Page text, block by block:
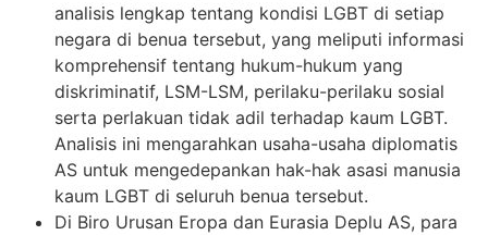
analisis lengkap tentang kondisi LGBT di setiap
negara di benua tersebut, yang meliputi informasi
komprehensif tentang hukum-hukum yang
diskriminatif, LSM-LSM, perilaku-perilaku sosial
serta perlakuan tidak adil terhadap kaum LGBT.
Analisis ini mengarahkan usaha-usaha diplomatis
AS untuk mengedepankan hak-hak asasi manusia
kaum LGBT di seluruh benua tersebut.
Di Biro Urusan Eropa dan Eurasia Deplu AS, para